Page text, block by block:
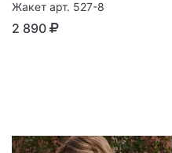
Жакет арт. 527-8
2 890